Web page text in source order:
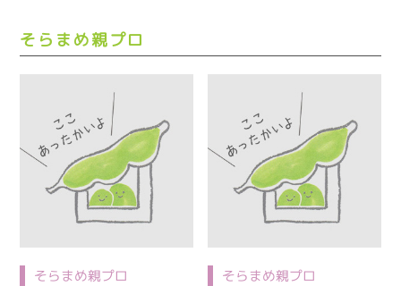
そらまめ親プロ
そらまめ親プロ そらまめ親プロ